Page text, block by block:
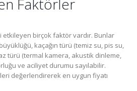
Faktörler
etkileyen birçok faktör vardır. Bunlar
kaçağın türü (temiz su, pis su,
türü (termal kamera, akustik dinleme,
ve aciliyet durumu sayılabilir.
değerlendirerek en uygun fiyatı